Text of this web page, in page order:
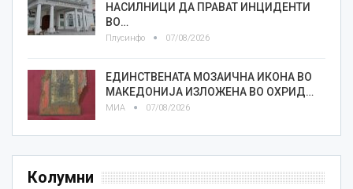
НАСИЛНИЦИ ДА ПРАВАТ ИНЦИДЕНТИ
ВО…
Плусинфо 07/08/2026
ЕДИНСТВЕНАТА МОЗАИЧНА ИКОНА ВО
МАКЕДОНИЈА ИЗЛОЖЕНА ВО ОХРИД…
МИА 07/08/2026
Колумни